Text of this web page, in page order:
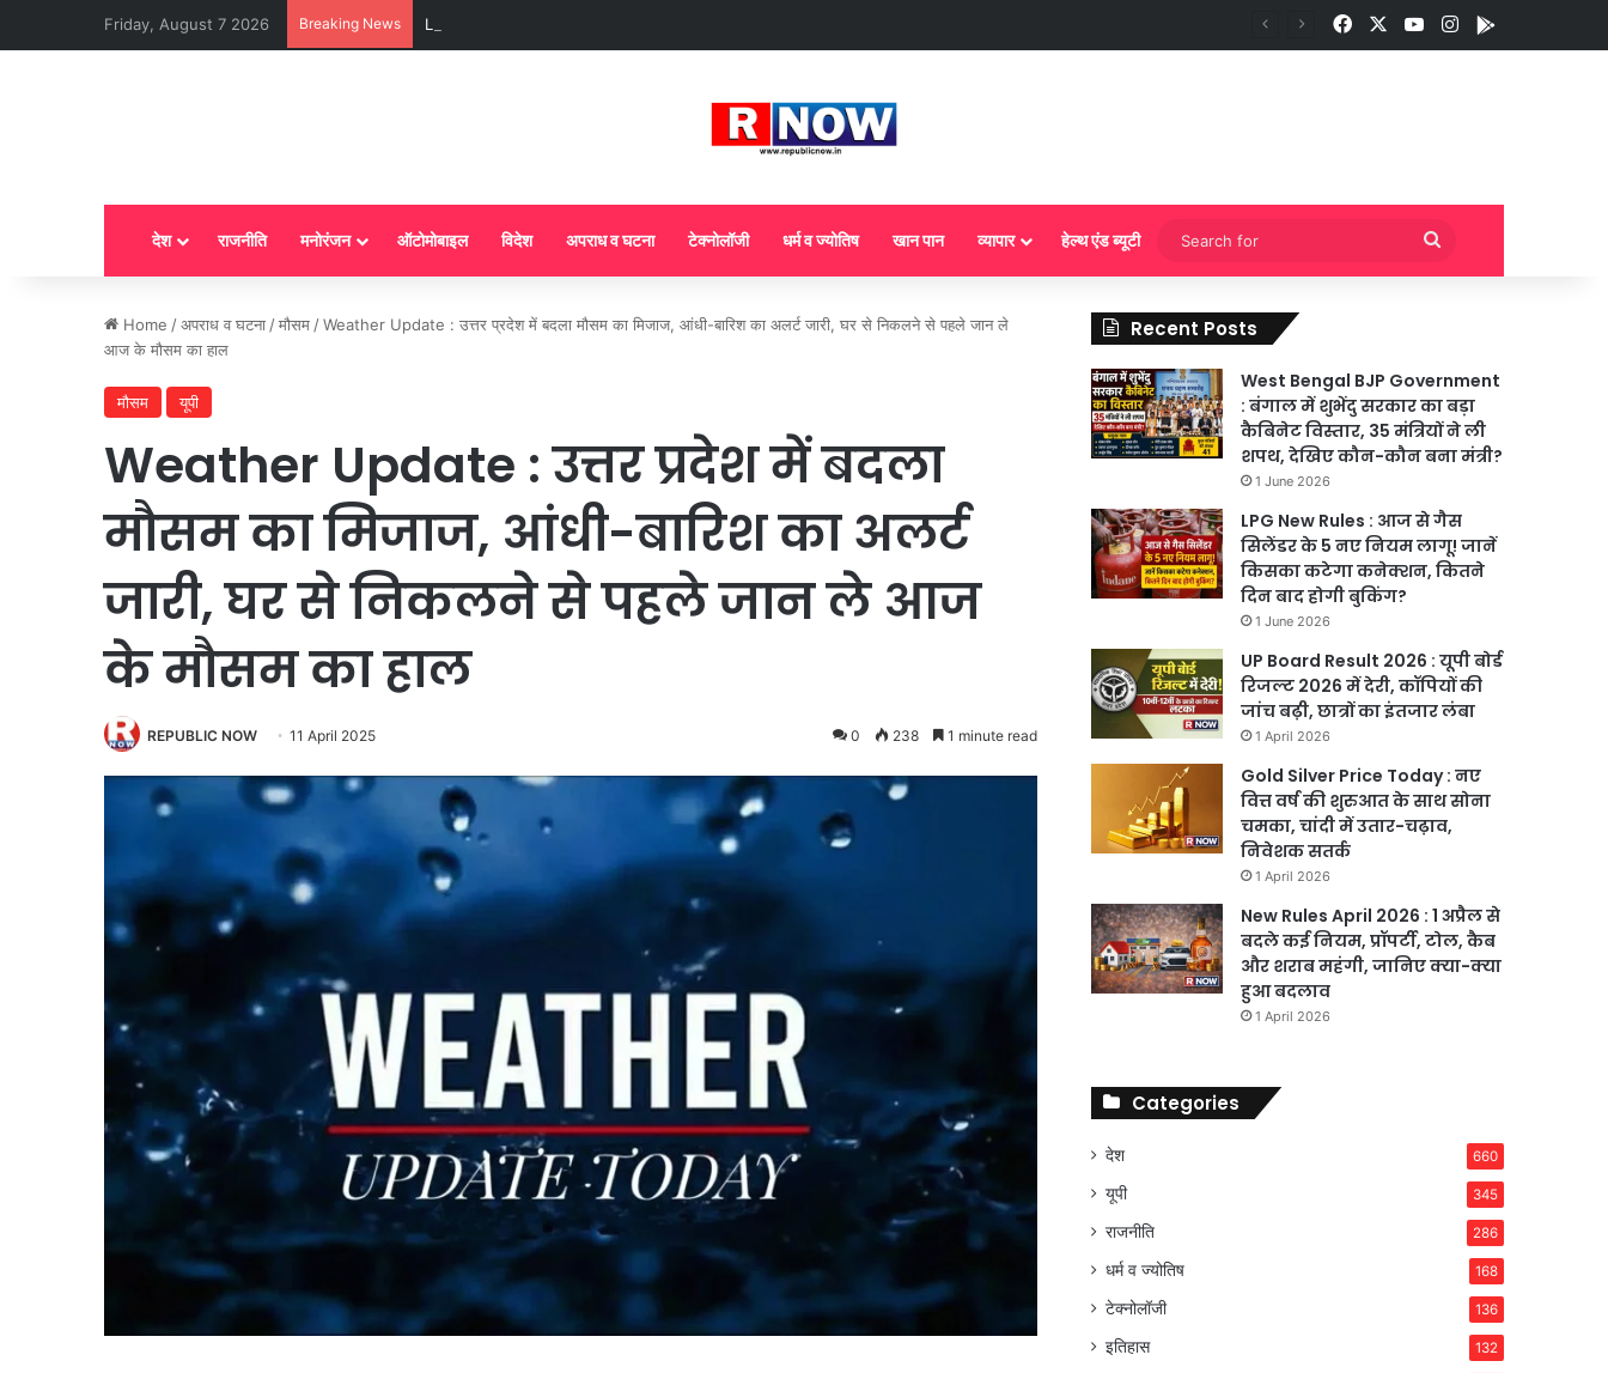
Friday, August 7 2026 Breaking News LPG New Rules : आज से गैस सिलेंडर के 5 नए नियम लागू! जानें किसका कटेगा कनेक्शन, कितने दिन बाद होगी बुकिंग? FacebookYouTubeInstagram
देश राजनीति मनोरंजन ऑटोमोबाइल विदेश अपराध व घटना टेक्नोलॉजी धर्म व ज्योतिष खान पान व्यापार हेल्थ एंड ब्यूटी
Search
for
Home /अपराध व घटना /मौसम /Weather Update : उत्तर प्रदेश में बदला मौसम का मिजाज, आंधी-बारिश का अलर्ट जारी, घर से निकलने से पहले जान ले
आज के मौसम का हाल
मौसम यूपी
Weather Update : उत्तर प्रदेश में बदला
मौसम का मिजाज, आंधी-बारिश का अलर्ट
जारी, घर से निकलने से पहले जान ले आज
के मौसम का हाल
REPUBLIC NOW 11 April 2025 0 238 1 minute read
Recent Posts
West Bengal BJP Government
: बंगाल में शुभेंदु सरकार का बड़ा
कैबिनेट विस्तार, 35 मंत्रियों ने ली
शपथ, देखिए कौन-कौन बना मंत्री?
1 June 2026
LPG New Rules : आज से गैस
सिलेंडर के 5 नए नियम लागू! जानें
किसका कटेगा कनेक्शन, कितने
दिन बाद होगी बुकिंग?
1 June 2026
UP Board Result 2026 : यूपी बोर्ड
रिजल्ट 2026 में देरी, कॉपियों की
जांच बढ़ी, छात्रों का इंतजार लंबा
1 April 2026
Gold Silver Price Today : नए
वित्त वर्ष की शुरुआत के साथ सोना
चमका, चांदी में उतार-चढ़ाव,
निवेशक सतर्क
1 April 2026
New Rules April 2026 : 1 अप्रैल से
बदले कई नियम, प्रॉपर्टी, टोल, कैब
और शराब महंगी, जानिए क्या-क्या
हुआ बदलाव
1 April 2026
Categories
देश 660
यूपी 345
राजनीति 286
धर्म व ज्योतिष 168
टेक्नोलॉजी 136
इतिहास 132